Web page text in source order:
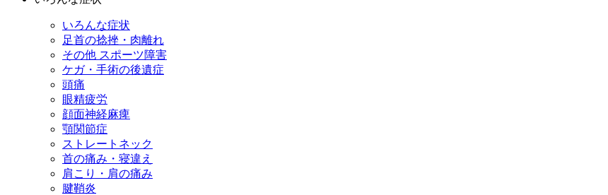
いろんな症状
足首の捻挫・肉離れ
その他 スポーツ障害
ケガ・手術の後遺症
頭痛
眼精疲労
顔面神経麻痺
顎関節症
ストレートネック
首の痛み・寝違え
肩こり・肩の痛み
腱鞘炎